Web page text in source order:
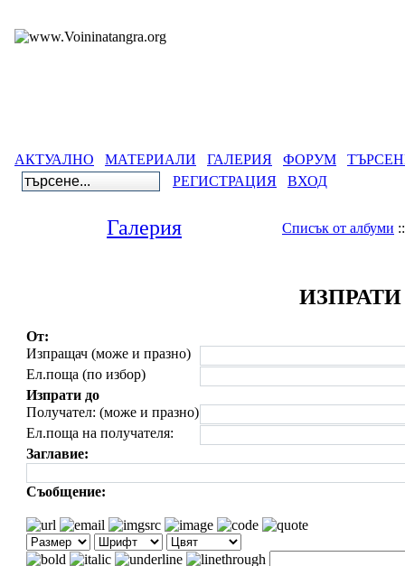
АКТУАЛНО МАТЕРИАЛИ ГАЛЕРИЯ ФОРУМ
РЕГИСТРАЦИЯ
ВХОД
Галерия Списък от албуми
От:
Изпращач (може и празно)
Ел.поща (по избор)
Изпрати до
Получател: (може и празно)
Ел.поща на получателя:
Заглавие:
Съобщение: